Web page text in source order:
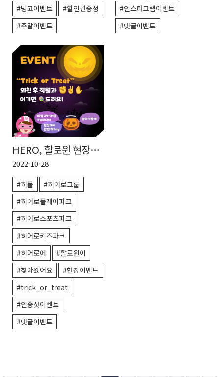
#빙고이벤트
#할인권증정
#주말이벤트
#인스타그램이벤트
#댓글이벤트
HERO, 할로윈 현장
이벤트
2022-10-28
#히플
#히어로그룹
#히어로플레이파크
#히어로스포츠파크
#히어로키즈파크
#히어로에
#할로윈이
#찾아왔어요
#현장이벤트
#trick_or_treat
#인증샷이벤트
#댓글이벤트